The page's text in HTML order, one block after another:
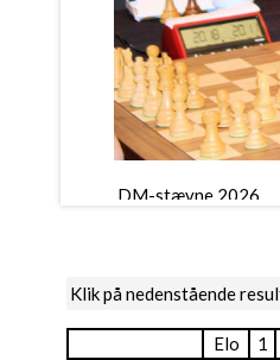
DM-stævne 2026
Klik på nedenstående
Elo 1